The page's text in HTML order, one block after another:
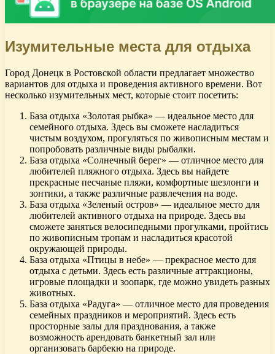
Изумительные места для отдыха
Город Донецк в Ростовской области предлагает множество
вариантов для отдыха и проведения активного времени. Вот
несколько изумительных мест, которые стоит посетить:
База отдыха «Золотая рыбка» — идеальное место для
семейного отдыха. Здесь вы сможете насладиться
чистым воздухом, прогуляться по живописным местам и
попробовать различные виды рыбалки.
База отдыха «Солнечный берег» — отличное место для
любителей пляжного отдыха. Здесь вы найдете
прекрасные песчаные пляжи, комфортные шезлонги и
зонтики, а также различные развлечения на воде.
База отдыха «Зеленый остров» — идеальное место для
любителей активного отдыха на природе. Здесь вы
сможете заняться велосипедными прогулками, пройтись
по живописным тропам и насладиться красотой
окружающей природы.
База отдыха «Птицы в небе» — прекрасное место для
отдыха с детьми. Здесь есть различные аттракционы,
игровые площадки и зоопарк, где можно увидеть разных
животных.
База отдыха «Радуга» — отличное место для проведения
семейных праздников и мероприятий. Здесь есть
просторные залы для празднования, а также
возможность арендовать банкетный зал или
организовать барбекю на природе.